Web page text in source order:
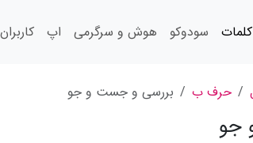
سودوکو هوش و سرگرمی اپ
حرف ب بررسى و جست و جو
جو